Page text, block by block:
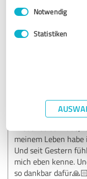
Impressum
Einwilligungsauswahl
Notwendig
Statistiken
Dein LuminoSana
Hallo zusammen,
Luminosana
wieder so so
meinem Leben
Und seit Gestern
mich eben kenne.
so dankbar